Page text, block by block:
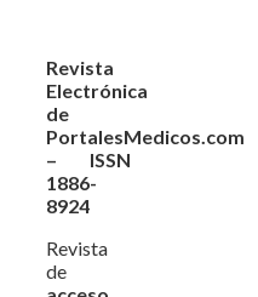
Revista
Electrónica
de
PortalesMedicos.com
– ISSN
1886-
8924
Revista
de